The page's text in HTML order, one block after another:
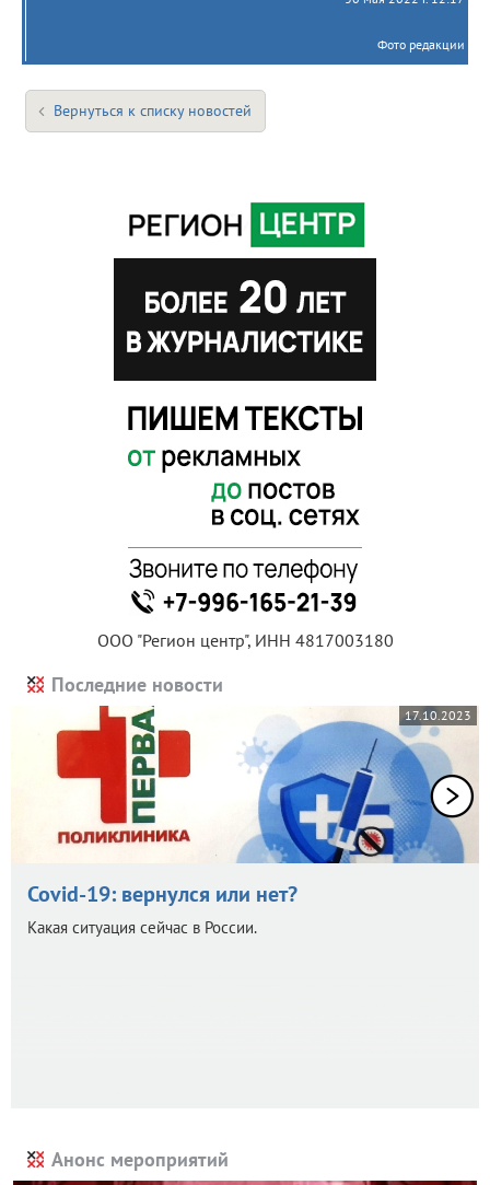
Фото редакции
Вернуться к списку новостей
ООО "Регион центр", ИНН 4817003180
Последние новости
17.10.2023
Covid-19: вернулся или нет?
Какая ситуация сейчас в России.
Анонс мероприятий